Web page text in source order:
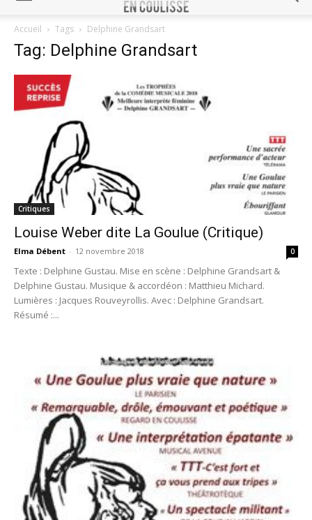
Accueil Tags Delphine Grandsart
Tag: Delphine Grandsart
Critiques
Louise Weber dite La Goulue (Critique)
Elma Débent - 12 novembre 2018 0
Texte : Delphine Gustau. Mise en scène : Delphine Grandsart &
Delphine Gustau. Musique & accordéon : Matthieu Michard.
Lumières : Jacques Rouveyrollis. Avec : Delphine Grandsart.
Résumé :...